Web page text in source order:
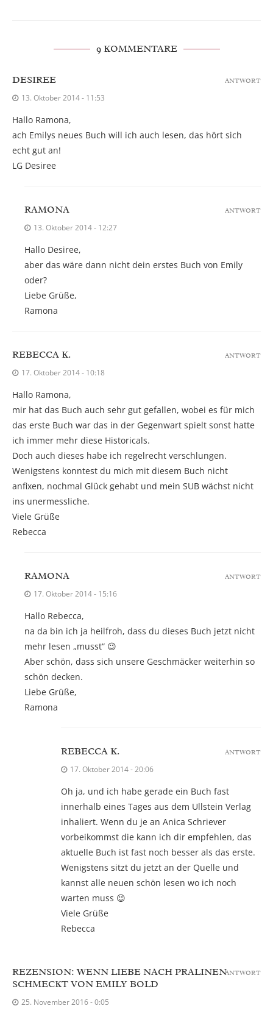
9 KOMMENTARE
DESIREE
13. Oktober 2014 - 11:53
Hallo Ramona,
ach Emilys neues Buch will ich auch lesen, das hört sich
echt gut an!
LG Desiree
ANTWORT
RAMONA
13. Oktober 2014 - 12:27
Hallo Desiree,
aber das wäre dann nicht dein erstes Buch von Emily
oder?
Liebe Grüße,
Ramona
ANTWORT
REBECCA K.
17. Oktober 2014 - 10:18
Hallo Ramona,
mir hat das Buch auch sehr gut gefallen, wobei es für mich
das erste Buch war das in der Gegenwart spielt sonst hatte
ich immer mehr diese Historicals.
Doch auch dieses habe ich regelrecht verschlungen.
Wenigstens konntest du mich mit diesem Buch nicht
anfixen, nochmal Glück gehabt und mein SUB wächst nicht
ins unermessliche.
Viele Grüße
Rebecca
ANTWORT
RAMONA
17. Oktober 2014 - 15:16
Hallo Rebecca,
na da bin ich ja heilfroh, dass du dieses Buch jetzt nicht
mehr lesen „musst“ 😉
Aber schön, dass sich unsere Geschmäcker weiterhin so
schön decken.
Liebe Grüße,
Ramona
ANTWORT
REBECCA K.
17. Oktober 2014 - 20:06
Oh ja, und ich habe gerade ein Buch fast
innerhalb eines Tages aus dem Ullstein Verlag
inhaliert. Wenn du je an Anica Schriever
vorbeikommst die kann ich dir empfehlen, das
aktuelle Buch ist fast noch besser als das erste.
Wenigstens sitzt du jetzt an der Quelle und
kannst alle neuen schön lesen wo ich noch
warten muss 😉
Viele Grüße
Rebecca
ANTWORT
REZENSION: WENN LIEBE NACH PRALINEN
SCHMECKT VON EMILY BOLD
25. November 2016 - 0:05
ANTWORT